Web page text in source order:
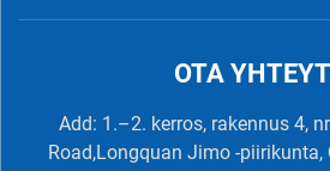
OTA
Add: 1.–2. kerros, rakennus 4,
Road,Longquan Jimo -piirikunta,